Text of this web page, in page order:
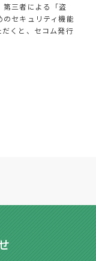
三者による「盗
セキュリティ機能
くと、セコム発行